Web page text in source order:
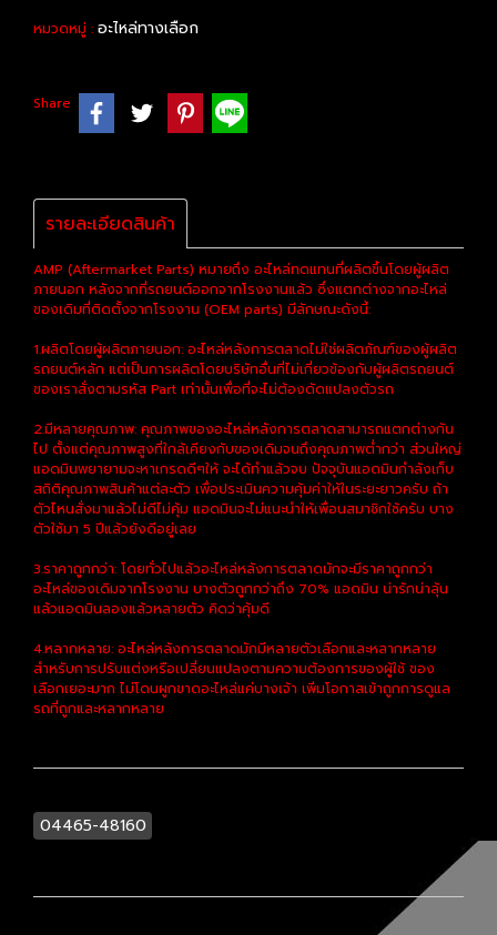
หมวดหมู่ : อะไหล่ทางเลือก
Share
รายละเอียดสินค้า
AMP (Aftermarket Parts) หมายถึง อะไหล่ทดแทนที่ผลิตขึ้นโดยผู้ผลิต
ภายนอก หลังจากที่รถยนต์ออกจากโรงงานแล้ว ซึ่งแตกต่างจากอะไหล่
ของเดิมที่ติดตั้งจากโรงงาน (OEM parts) มีลักษณะดังนี้:
1.ผลิตโดยผู้ผลิตภายนอก: อะไหล่หลังการตลาดไม่ใช่ผลิตภัณฑ์ของผู้ผลิต
รถยนต์หลัก แต่เป็นการผลิตโดยบริษัทอื่นที่ไม่เกี่ยวข้องกับผู้ผลิตรถยนต์
ของเราสั่งตามรหัส Part เท่านั้นเพื่อที่จะไม่ต้องดัดแปลงตัวรถ
2.มีหลายคุณภาพ: คุณภาพของอะไหล่หลังการตลาดสามารถแตกต่างกัน
ไป ตั้งแต่คุณภาพสูงที่ใกล้เคียงกับของเดิมจนถึงคุณภาพต่ำกว่า ส่วนใหญ่
แอดมินพยายามจะหาเกรดดีๆให้ จะได้ทำแล้วจบ ปัจจุบันแอดมินกำลังเก็บ
สถิติคุณภาพสินค้าแต่ละตัว เพื่อประเมินความคุ้มค่าให้ในระยะยาวครับ ถ้า
ตัวไหนสั่งมาแล้วไม่ดีไม่คุ้ม แอดมินจะไม่แนะนำให้เพื่อนสมาชิกใช้ครับ บาง
ตัวใช้มา 5 ปีแล้วยังดีอยู่เลย
3.ราคาถูกกว่า: โดยทั่วไปแล้วอะไหล่หลังการตลาดมักจะมีราคาถูกกว่า
อะไหล่ของเดิมจากโรงงาน บางตัวถูกกว่าถึง 70% แอดมิน น่ารักน่าลุ้น
แล้วแอดมินลองแล้วหลายตัว คิดว่าคุ้มดี
4.หลากหลาย: อะไหล่หลังการตลาดมักมีหลายตัวเลือกและหลากหลาย
สำหรับการปรับแต่งหรือเปลี่ยนแปลงตามความต้องการของผู้ใช้ ของ
เลือกเยอะมาก ไม่โดนผูกขาดอะไหล่แค่บางเจ้า เพิ่มโอกาสเข้าถูกการดูแล
รถที่ถูกและหลากหลาย
04465-48160